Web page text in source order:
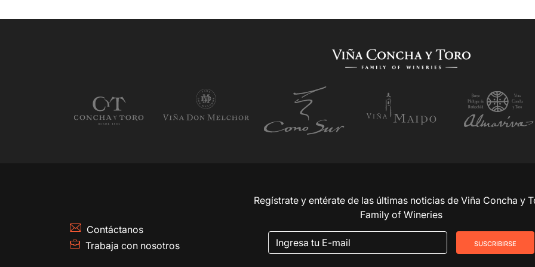
Regístrate y entérate de las últimas noticias de Viña Concha y
Family of Wineries
suscribirse
Contáctanos
Trabaja con nosotros